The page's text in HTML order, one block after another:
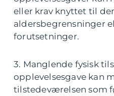
eller krav knyttet til
aldersbegrensninger
forutsetninger.
3. Manglende fysisk
opplevelsesgave kan
tilstedeværelsen som